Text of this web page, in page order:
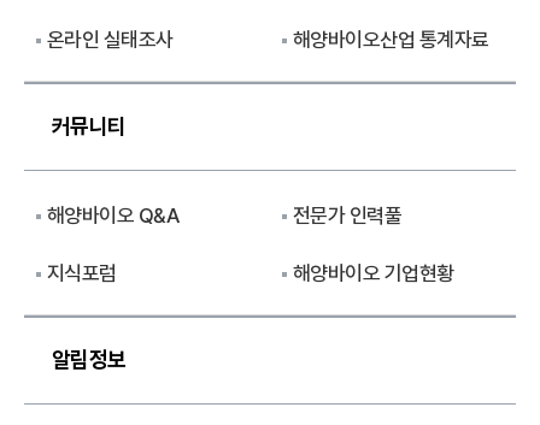
온라인 실태조사 해양바이오산업 통계자료
커뮤니티
해양바이오 Q&A 전문가 인력풀
지식포럼 해양바이오 기업현황
알림정보